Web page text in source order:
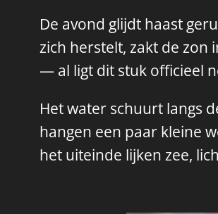
De avond glijdt haast
zich herstelt, zakt de zon
— al ligt dit stuk officieel
Het water schuurt langs
hangen een paar kleine
het uiteinde lijken zee,